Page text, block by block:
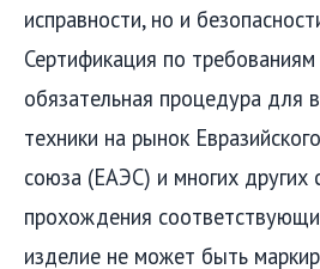
исправности, но и
Сертификация по
обязательная процедура для
техники на рынок
союза (ЕАЭС) и многих других
прохождения
изделие не может быть